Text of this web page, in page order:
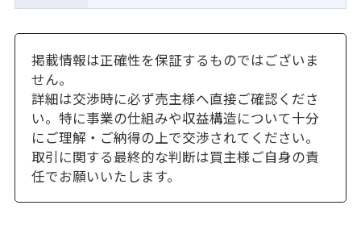
掲載情報は正確性を保証するものではございま
せん。
詳細は交渉時に必ず売主様へ直接ご確認くださ
い。特に事業の仕組みや収益構造について十分
にご理解・ご納得の上で交渉されてください。
取引に関する最終的な判断は買主様ご自身の責
任でお願いいたします。